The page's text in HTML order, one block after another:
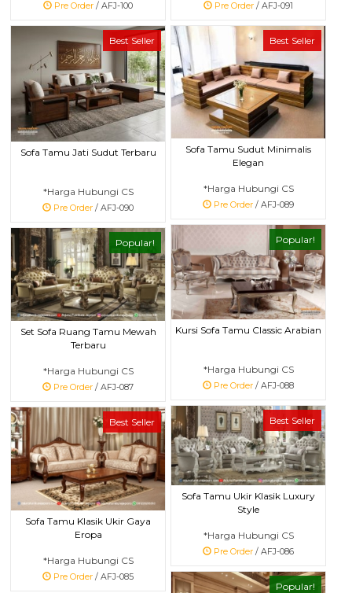
Pre Order / AFJ-100 Pre Order / AFJ-091
Best Seller
Sofa Tamu Jati Sudut Terbaru
*Harga Hubungi CS
Pre Order / AFJ-090
Best Seller
Sofa Tamu Sudut Minimalis
Elegan
*Harga Hubungi CS
Pre Order / AFJ-089
Popular!
Kursi Sofa Tamu Classic Arabian
*Harga Hubungi CS
Pre Order / AFJ-088
Popular!
Set Sofa Ruang Tamu Mewah
Terbaru
*Harga Hubungi CS
Pre Order / AFJ-087
Best Seller
Sofa Tamu Ukir Klasik Luxury
Style
*Harga Hubungi CS
Pre Order / AFJ-086
Best Seller
Sofa Tamu Klasik Ukir Gaya
Eropa
*Harga Hubungi CS
Pre Order / AFJ-085
Popular!